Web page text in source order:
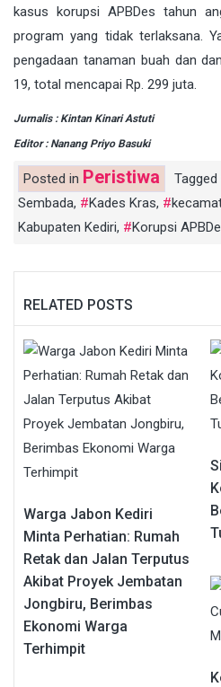
kasus korupsi APBDes tahun
program yang tidak terlaksana.
pengadaan tanaman buah dan
19, total mencapai Rp. 299 juta.
Jurnalis : Kintan Kinari Astuti
Editor : Nanang Priyo Basuki
Posted in Peristiwa Tagged
Sembada, Kades Kras,
Kabupaten Kediri, Korupsi
RELATED POSTS
Warga Jabon Kediri
Minta Perhatian: Rumah
Retak dan Jalan Terputus
Akibat Proyek Jembatan
Jongbiru, Berimbas
Ekonomi Warga
Terhimpit